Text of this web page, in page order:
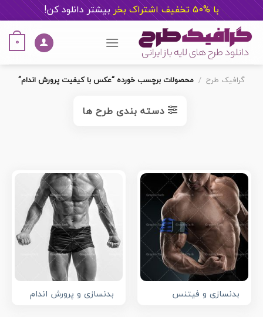
با %50 تخفیف اشتراک بخر بیشتر دانلود کن!
content
0
گرافیک طرح / محصولات برچسب خورده “عکس با کیفیت پرورش اندام”
دسته بندی طرح ها
بدنسازی و فیتنس بدنسازی و پرورش اندام